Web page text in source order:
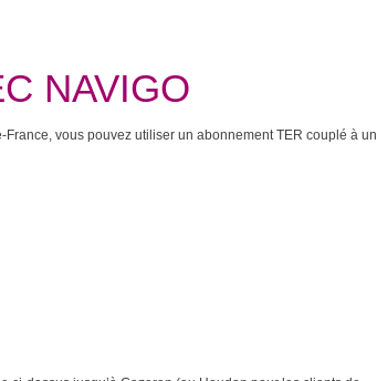
NAVIGO
vous pouvez utiliser un abonnement TER couplé à un